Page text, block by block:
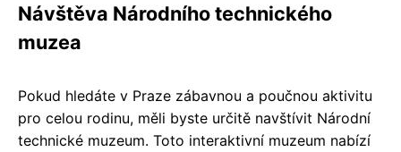
Návštěva Národního technického
muzea
Pokud hledáte v Praze zábavnou a poučnou aktivitu
pro celou rodinu, měli byste určitě navštívit Národní
technické muzeum. Toto interaktivní muzeum nabízí